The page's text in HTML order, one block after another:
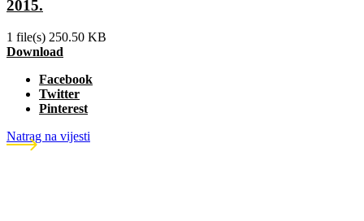
2015.
1 file(s) 250.50 KB
Download
Facebook
Twitter
Pinterest
Natrag na vijesti